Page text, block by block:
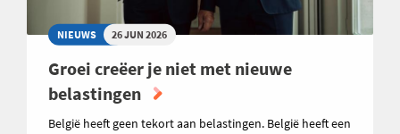
NIEUWS 26 JUN 2026
Groei creëer je niet met nieuwe
belastingen
België heeft geen tekort aan belastingen. België heeft een